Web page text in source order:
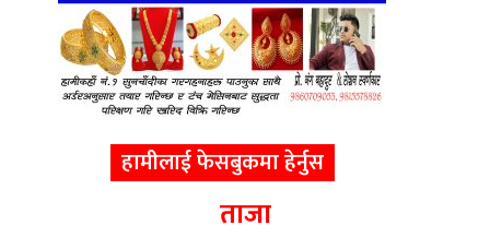
हामीलाई फेसबुकमा हेर्नुस
ताजा